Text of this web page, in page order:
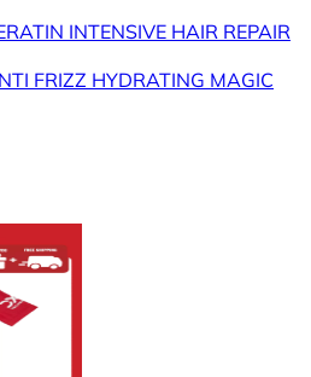
INTENSIVE HAIR REPAIR
FRIZZ HYDRATING MAGIC